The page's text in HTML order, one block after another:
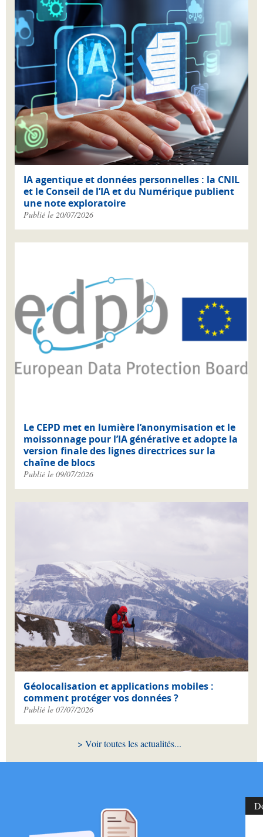
IA agentique et données personnelles : la CNIL
et le Conseil de l’IA et du Numérique publient
une note exploratoire
Publié le 20/07/2026
Le CEPD met en lumière l’anonymisation et le
moissonnage pour l’IA générative et adopte la
version finale des lignes directrices sur la
chaîne de blocs
Publié le 09/07/2026
Géolocalisation et applications mobiles :
comment protéger vos données ?
Publié le 07/07/2026
Voir toutes les actualités